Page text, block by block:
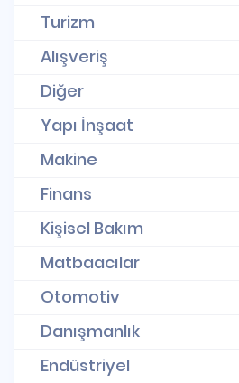
Turizm
Alışveriş
Diğer
Yapı İnşaat
Makine
Finans
Kişisel Bakım
Matbaacılar
Otomotiv
Danışmanlık
Endüstriyel